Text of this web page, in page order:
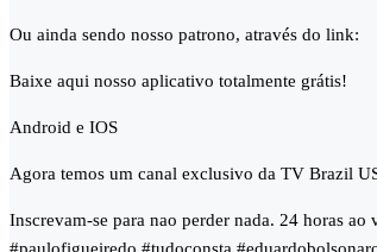
Ou ainda sendo nosso patrono, através do link:
Baixe aqui nosso aplicativo totalmente grátis!
Android e IOS
Agora temos um canal exclusivo da TV Brazil
Inscrevam-se para nao perder nada. 24 horas ao